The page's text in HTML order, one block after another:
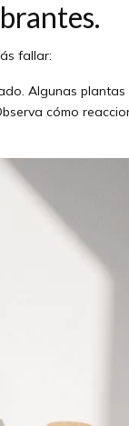
fallar:
Algunas
cómo